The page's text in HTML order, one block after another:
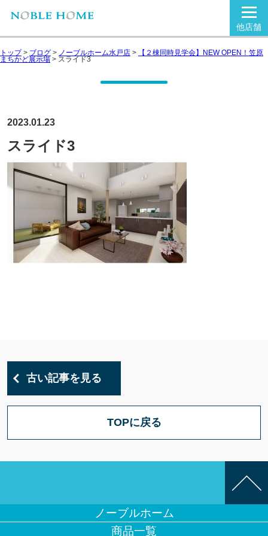
他店舗
トップ> ブログ > ノーブルホーム水戸店 > 【２棟同時見学会】NEW OPEN！笠原
まちかど展示場 > スライド3
2023.01.23
スライド3
古い記事を見る
TOPに戻る
ノーブルホーム
商品一覧